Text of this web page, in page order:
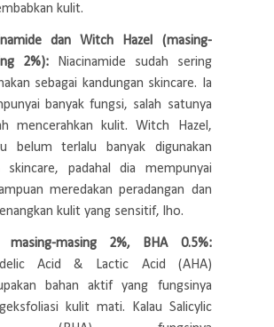
kulit.
danWitch Hazel
(masing-
2%):
Niacinamide sudah sering
sebagai kandungan skincare. Ia
banyak fungsi, salah satunya
mencerahkan kulit. Witch Hazel,
belum terlalu banyak digunakan
skincare, padahal dia mempunyai
meredakan peradangan dan
kulit yang sensitif, lho.
masing-masing 2%, BHA0.5%:
Acid & Lactic Acid (AHA)
bahan aktif yang fungsinya
kulit mati. Kalau Salicylic